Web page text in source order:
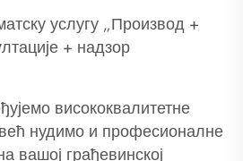
услугу „Производ +
+ надзор
висококвалитетне
нудимо и професионалне
вашој грађевинској